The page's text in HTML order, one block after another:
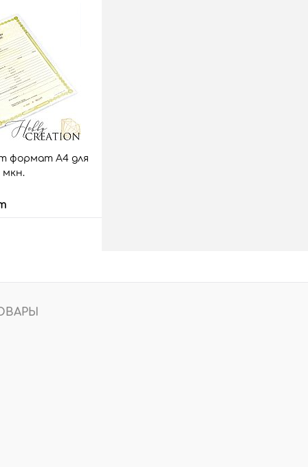
Сравнить
35 шт.
документов / 140 мкн.
формат А4 для
мкн.
Сравнить